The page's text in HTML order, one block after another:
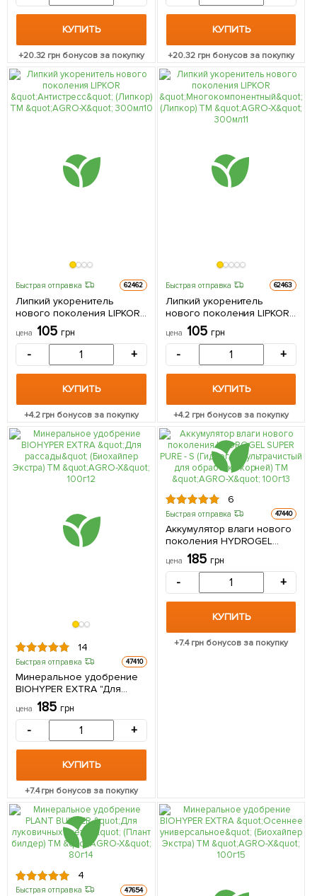
КУПИТЬ
+20.32 грн бонусов за покупку
КУПИТЬ
+20.32 грн бонусов за покупку
Быстрая отправка 62462
Липкий укоренитель
нового поколения LIPKOR
"Антистресс" (Липкор) ТМ
"AGRO-X" 300мл
цена 105 грн
- +
КУПИТЬ
+4.2грн бонусов за покупку
Быстрая отправка 62463
Липкий укоренитель
нового поколения LIPKOR
"Многокомпонентный"
(Липкор) ТМ "AGRO-X"
цена 105 грн
- +
КУПИТЬ
+4.2 грн бонусов за покупку
14
Быстрая отправка 47410
Минеральное удобрение
BIOHYPER EXTRA "Для
рассады" (Биохайпер
Экстра) ТМ "AGRO-X" 100г
цена 185 грн
- +
КУПИТЬ
+7.4грн бонусов за покупку
6
Быстрая отправка 47440
Аккумулятор влаги нового
поколения HYDROGEL
SUPER PURE - S (Гидрогель
ультрачистый для
обработки корней) ТМ
"AGRO-X" 100г
цена 185 грн
- +
КУПИТЬ
+7.4грн бонусов за покупку
4
Быстрая отправка 47654